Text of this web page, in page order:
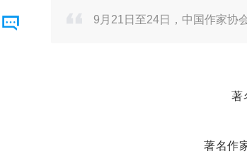
9月21日至24日，中国作家协
著
著名作